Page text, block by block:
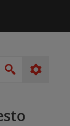
Rechercher